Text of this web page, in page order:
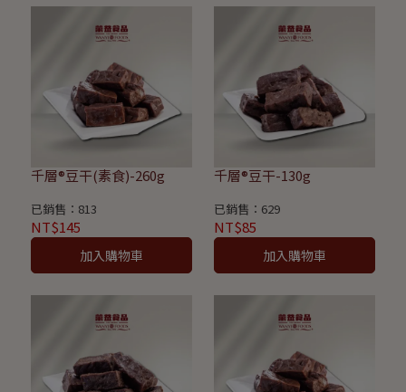
千層®豆干(素食)-260g
已銷售：813
NT$145
加入購物車
千層®豆干-130g
已銷售：629
NT$85
加入購物車